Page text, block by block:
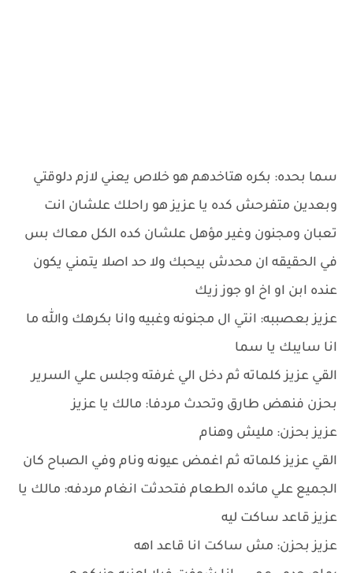
سما بحده: بكره هتاخدهم هو خلاص يعني لازم دلوقتي
وبعدين متفرحش كده يا عزيز هو راحلك علشان انت
تعبان ومجنون وغير مؤهل علشان كده الكل معاك بس
في الحقيقه ان محدش بيحبك ولا حد اصلا يتمني يكون
عنده ابن او اخ او جوز زيك
عزيز بعصببه: انتي ال مجنونه وغبيه وانا بكرهك والله ما
انا سايبك يا سما
القي عزيز كلماته ثم دخل الي غرفته وجلس علي السرير
بحزن فنهض طارق وتحدث مردفا: مالك يا عزيز
عزيز بحزن: مليش وهنام
القي عزيز كلماته ثم اغمض عيونه ونام وفي الصباح كان
الجميع علي مائده الطعام فتحدثت انغام مردفه: مالك يا
عزيز قاعد ساكت ليه
عزيز بحزن: مش ساكت انا قاعد اهه